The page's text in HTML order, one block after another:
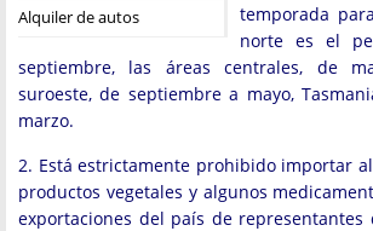
Alquiler de autos
temporada
norte es el
septiembre, las áreas centrales, de
suroeste, de septiembre a mayo,
marzo.
2. Está estrictamente prohibido importar
productos vegetales y algunos
exportaciones del país de